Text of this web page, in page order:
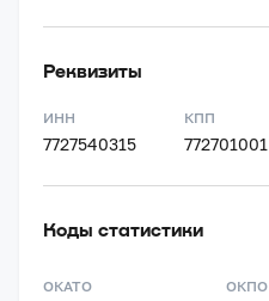
Реквизиты
ИНН
7727540315
КПП
772701001
Коды статистики
ОКАТО ОКПО